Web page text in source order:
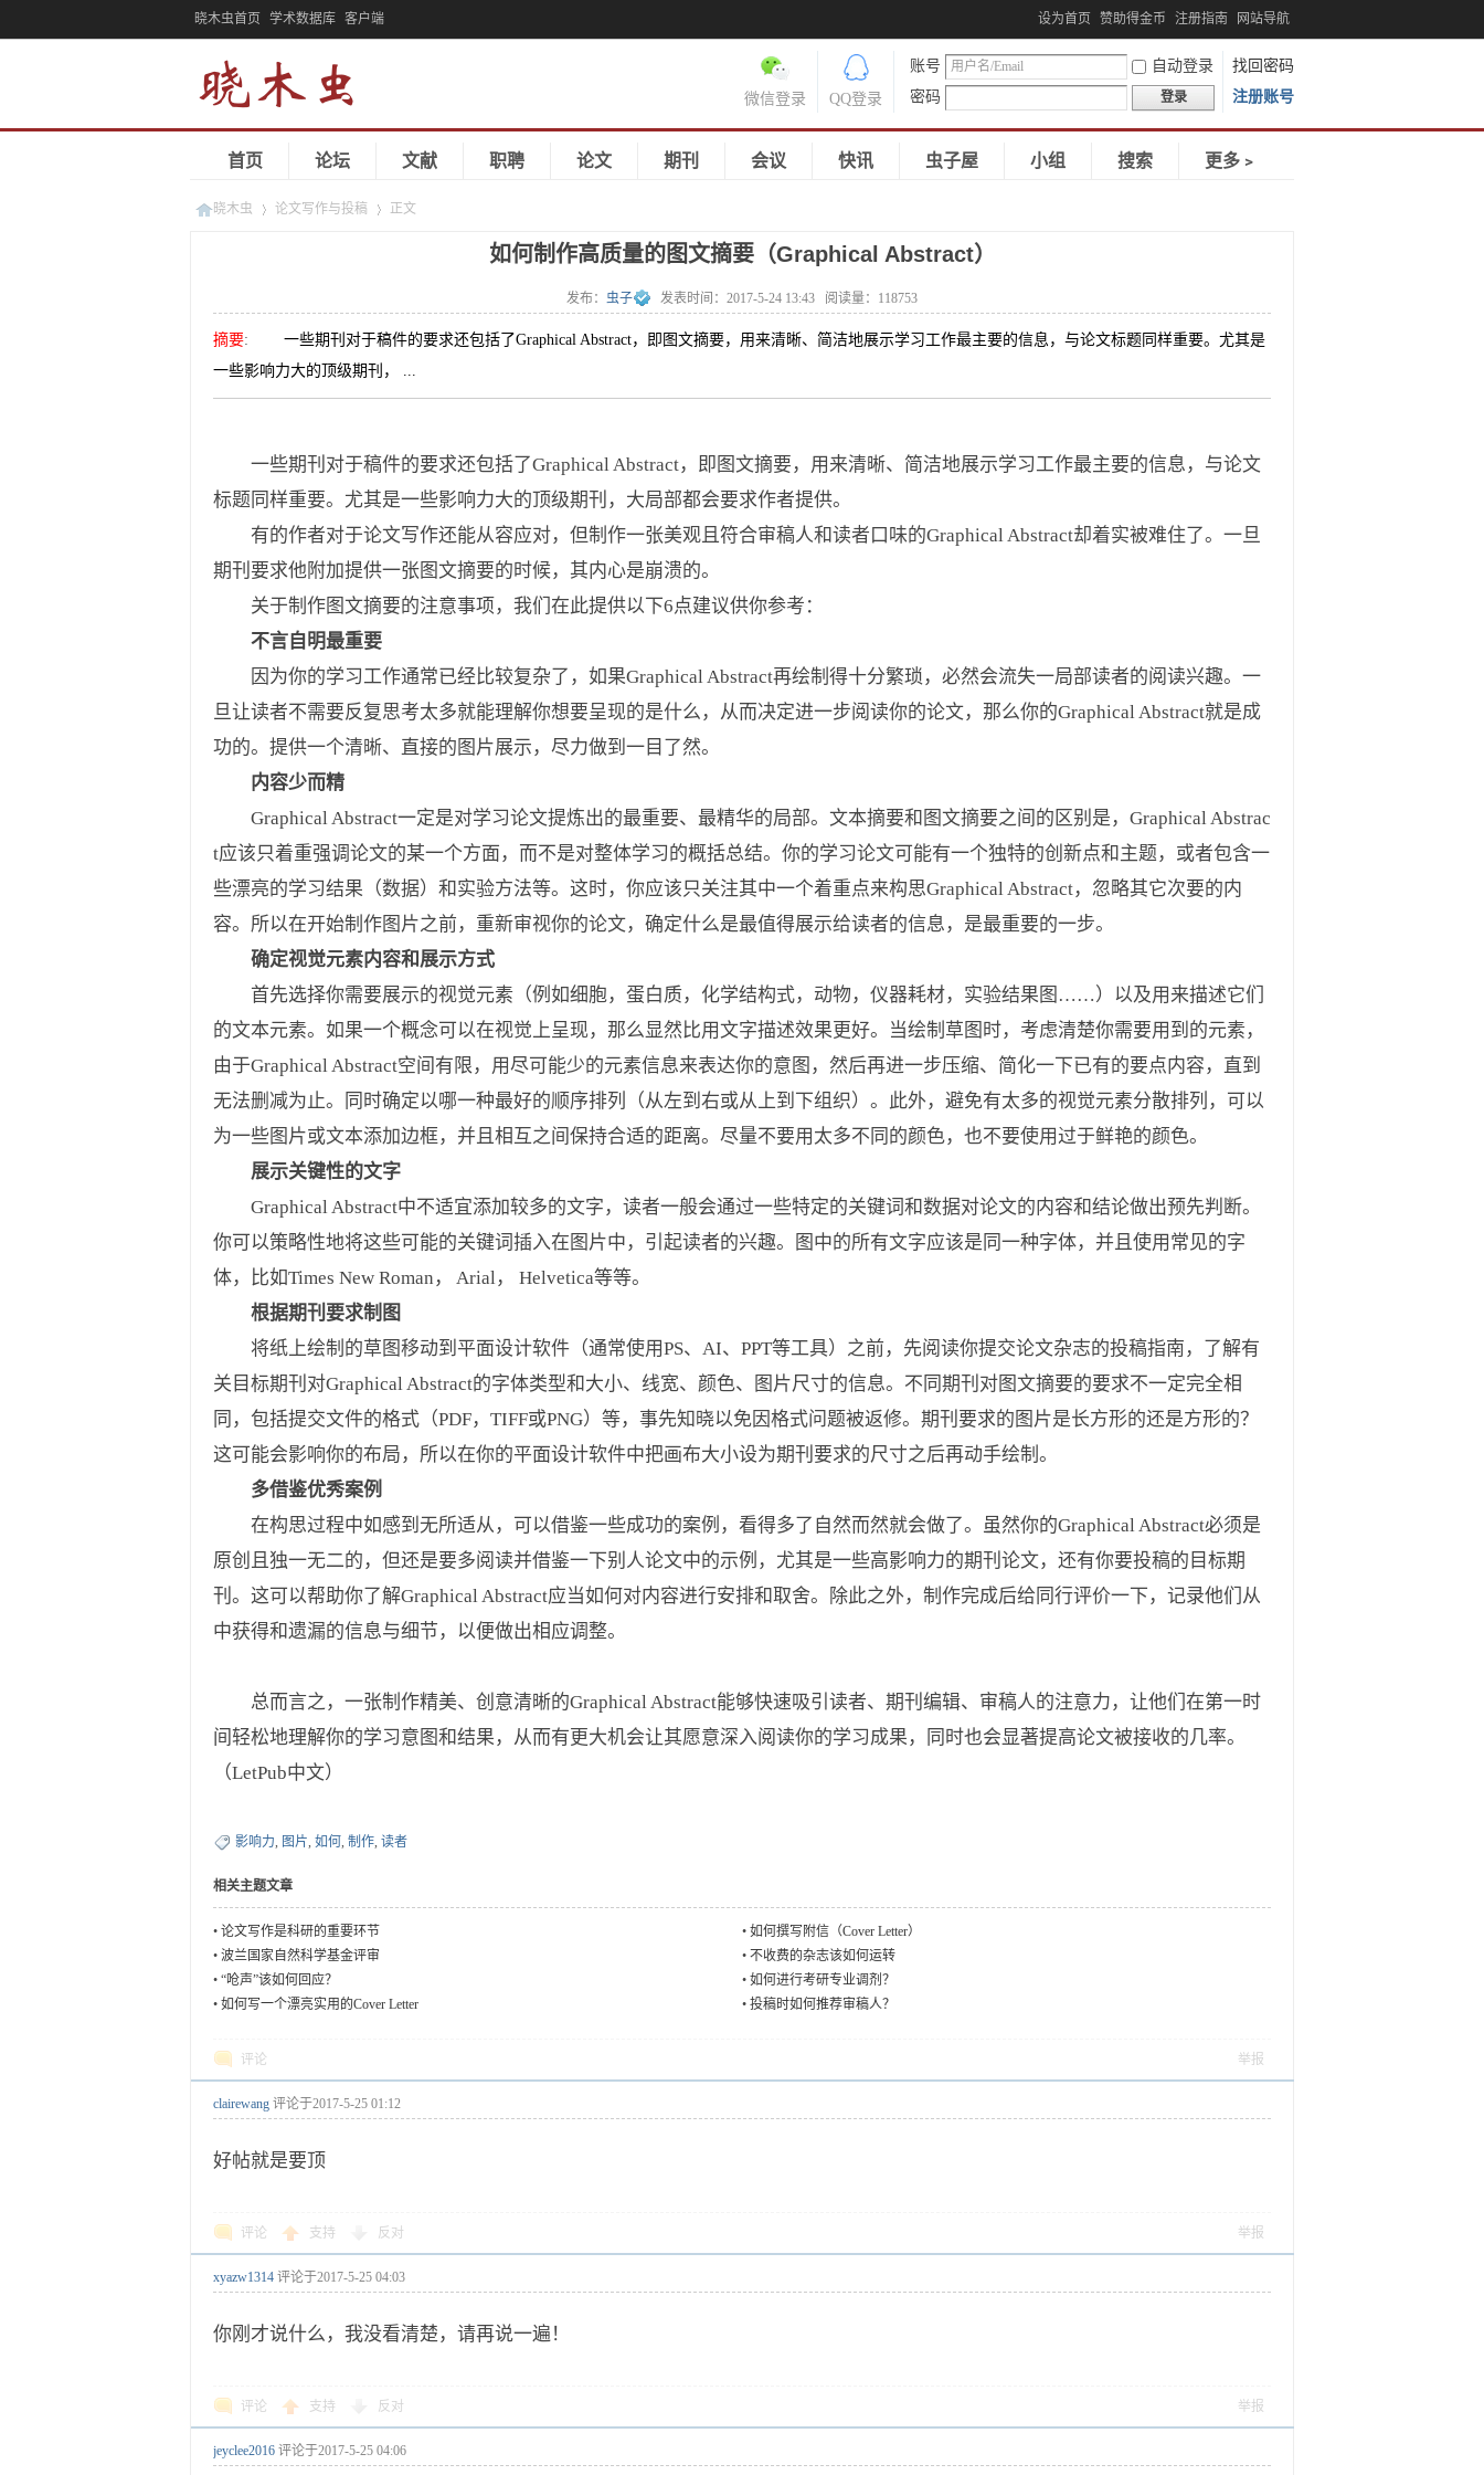
晓木虫首页 学术数据库 客户端 设为首页 赞助得金币 注册指南 网站导航
账号 自动登录
找回密码
密码
登录 注册账号
QQ登录
微信登录
首页 论坛 文献 职聘 论文 期刊 会议 快讯 虫子屋 小组 搜索 更多﹥
晓木虫 论文写作与投稿 正文
如何制作高质量的图文摘要（Graphical Abstract）
发布： 虫子 发表时间： 2017-5-24 13:43 阅读量： 118753
摘要:
一些期刊对于稿件的要求还包括了Graphical Abstract，即图文摘要，用来清晰、简洁地展示学习工作最主要的信息，与论文标题同样重要。尤其是
一些影响力大的顶级期刊， ...
一些期刊对于稿件的要求还包括了Graphical Abstract，即图文摘要，用来清晰、简洁地展示学习工作最主要的信息，与论文
标题同样重要。尤其是一些影响力大的顶级期刊，大局部都会要求作者提供。
有的作者对于论文写作还能从容应对，但制作一张美观且符合审稿人和读者口味的Graphical Abstract却着实被难住了。一旦
期刊要求他附加提供一张图文摘要的时候，其内心是崩溃的。
关于制作图文摘要的注意事项，我们在此提供以下6点建议供你参考：
不言自明最重要
因为你的学习工作通常已经比较复杂了，如果Graphical Abstract再绘制得十分繁琐，必然会流失一局部读者的阅读兴趣。一
旦让读者不需要反复思考太多就能理解你想要呈现的是什么，从而决定进一步阅读你的论文，那么你的Graphical Abstract就是成
功的。提供一个清晰、直接的图片展示，尽力做到一目了然。
内容少而精
Graphical Abstract一定是对学习论文提炼出的最重要、最精华的局部。文本摘要和图文摘要之间的区别是，Graphical Abstrac
t应该只着重强调论文的某一个方面，而不是对整体学习的概括总结。你的学习论文可能有一个独特的创新点和主题，或者包含一
些漂亮的学习结果（数据）和实验方法等。这时，你应该只关注其中一个着重点来构思Graphical Abstract，忽略其它次要的内
容。所以在开始制作图片之前，重新审视你的论文，确定什么是最值得展示给读者的信息，是最重要的一步。
确定视觉元素内容和展示方式
首先选择你需要展示的视觉元素（例如细胞，蛋白质，化学结构式，动物，仪器耗材，实验结果图……）以及用来描述它们
的文本元素。如果一个概念可以在视觉上呈现，那么显然比用文字描述效果更好。当绘制草图时，考虑清楚你需要用到的元素，
由于Graphical Abstract空间有限，用尽可能少的元素信息来表达你的意图，然后再进一步压缩、简化一下已有的要点内容，直到
无法删减为止。同时确定以哪一种最好的顺序排列（从左到右或从上到下组织）。此外，避免有太多的视觉元素分散排列，可以
为一些图片或文本添加边框，并且相互之间保持合适的距离。尽量不要用太多不同的颜色，也不要使用过于鲜艳的颜色。
展示关键性的文字
Graphical Abstract中不适宜添加较多的文字，读者一般会通过一些特定的关键词和数据对论文的内容和结论做出预先判断。
你可以策略性地将这些可能的关键词插入在图片中，引起读者的兴趣。图中的所有文字应该是同一种字体，并且使用常见的字
体，比如Times New Roman， Arial， Helvetica等等。
根据期刊要求制图
将纸上绘制的草图移动到平面设计软件（通常使用PS、AI、PPT等工具）之前，先阅读你提交论文杂志的投稿指南，了解有
关目标期刊对Graphical Abstract的字体类型和大小、线宽、颜色、图片尺寸的信息。不同期刊对图文摘要的要求不一定完全相
同，包括提交文件的格式（PDF，TIFF或PNG）等，事先知晓以免因格式问题被返修。期刊要求的图片是长方形的还是方形的？
这可能会影响你的布局，所以在你的平面设计软件中把画布大小设为期刊要求的尺寸之后再动手绘制。
多借鉴优秀案例
在构思过程中如感到无所适从，可以借鉴一些成功的案例，看得多了自然而然就会做了。虽然你的Graphical Abstract必须是
原创且独一无二的，但还是要多阅读并借鉴一下别人论文中的示例，尤其是一些高影响力的期刊论文，还有你要投稿的目标期
刊。这可以帮助你了解Graphical Abstract应当如何对内容进行安排和取舍。除此之外，制作完成后给同行评价一下，记录他们从
中获得和遗漏的信息与细节，以便做出相应调整。
总而言之，一张制作精美、创意清晰的Graphical Abstract能够快速吸引读者、期刊编辑、审稿人的注意力，让他们在第一时
间轻松地理解你的学习意图和结果，从而有更大机会让其愿意深入阅读你的学习成果，同时也会显著提高论文被接收的几率。
（LetPub中文）
影响力, 图片, 如何 , 制作, 读者
相关主题文章
• 论文写作是科研的重要环节 • 如何撰写附信（Cover Letter）
• 波兰国家自然科学基金评审 • 不收费的杂志该如何运转
• “呛声”该如何回应？ • 如何进行考研专业调剂？
• 如何写一个漂亮实用的Cover Letter • 投稿时如何推荐审稿人？
评论 举报
clairewang 评论于2017-5-25 01:12
好帖就是要顶
评论 支持 反对 举报
xyazw1314 评论于2017-5-25 04:03
你刚才说什么，我没看清楚，请再说一遍！
评论 支持 反对 举报
jeyclee2016 评论于2017-5-25 04:06